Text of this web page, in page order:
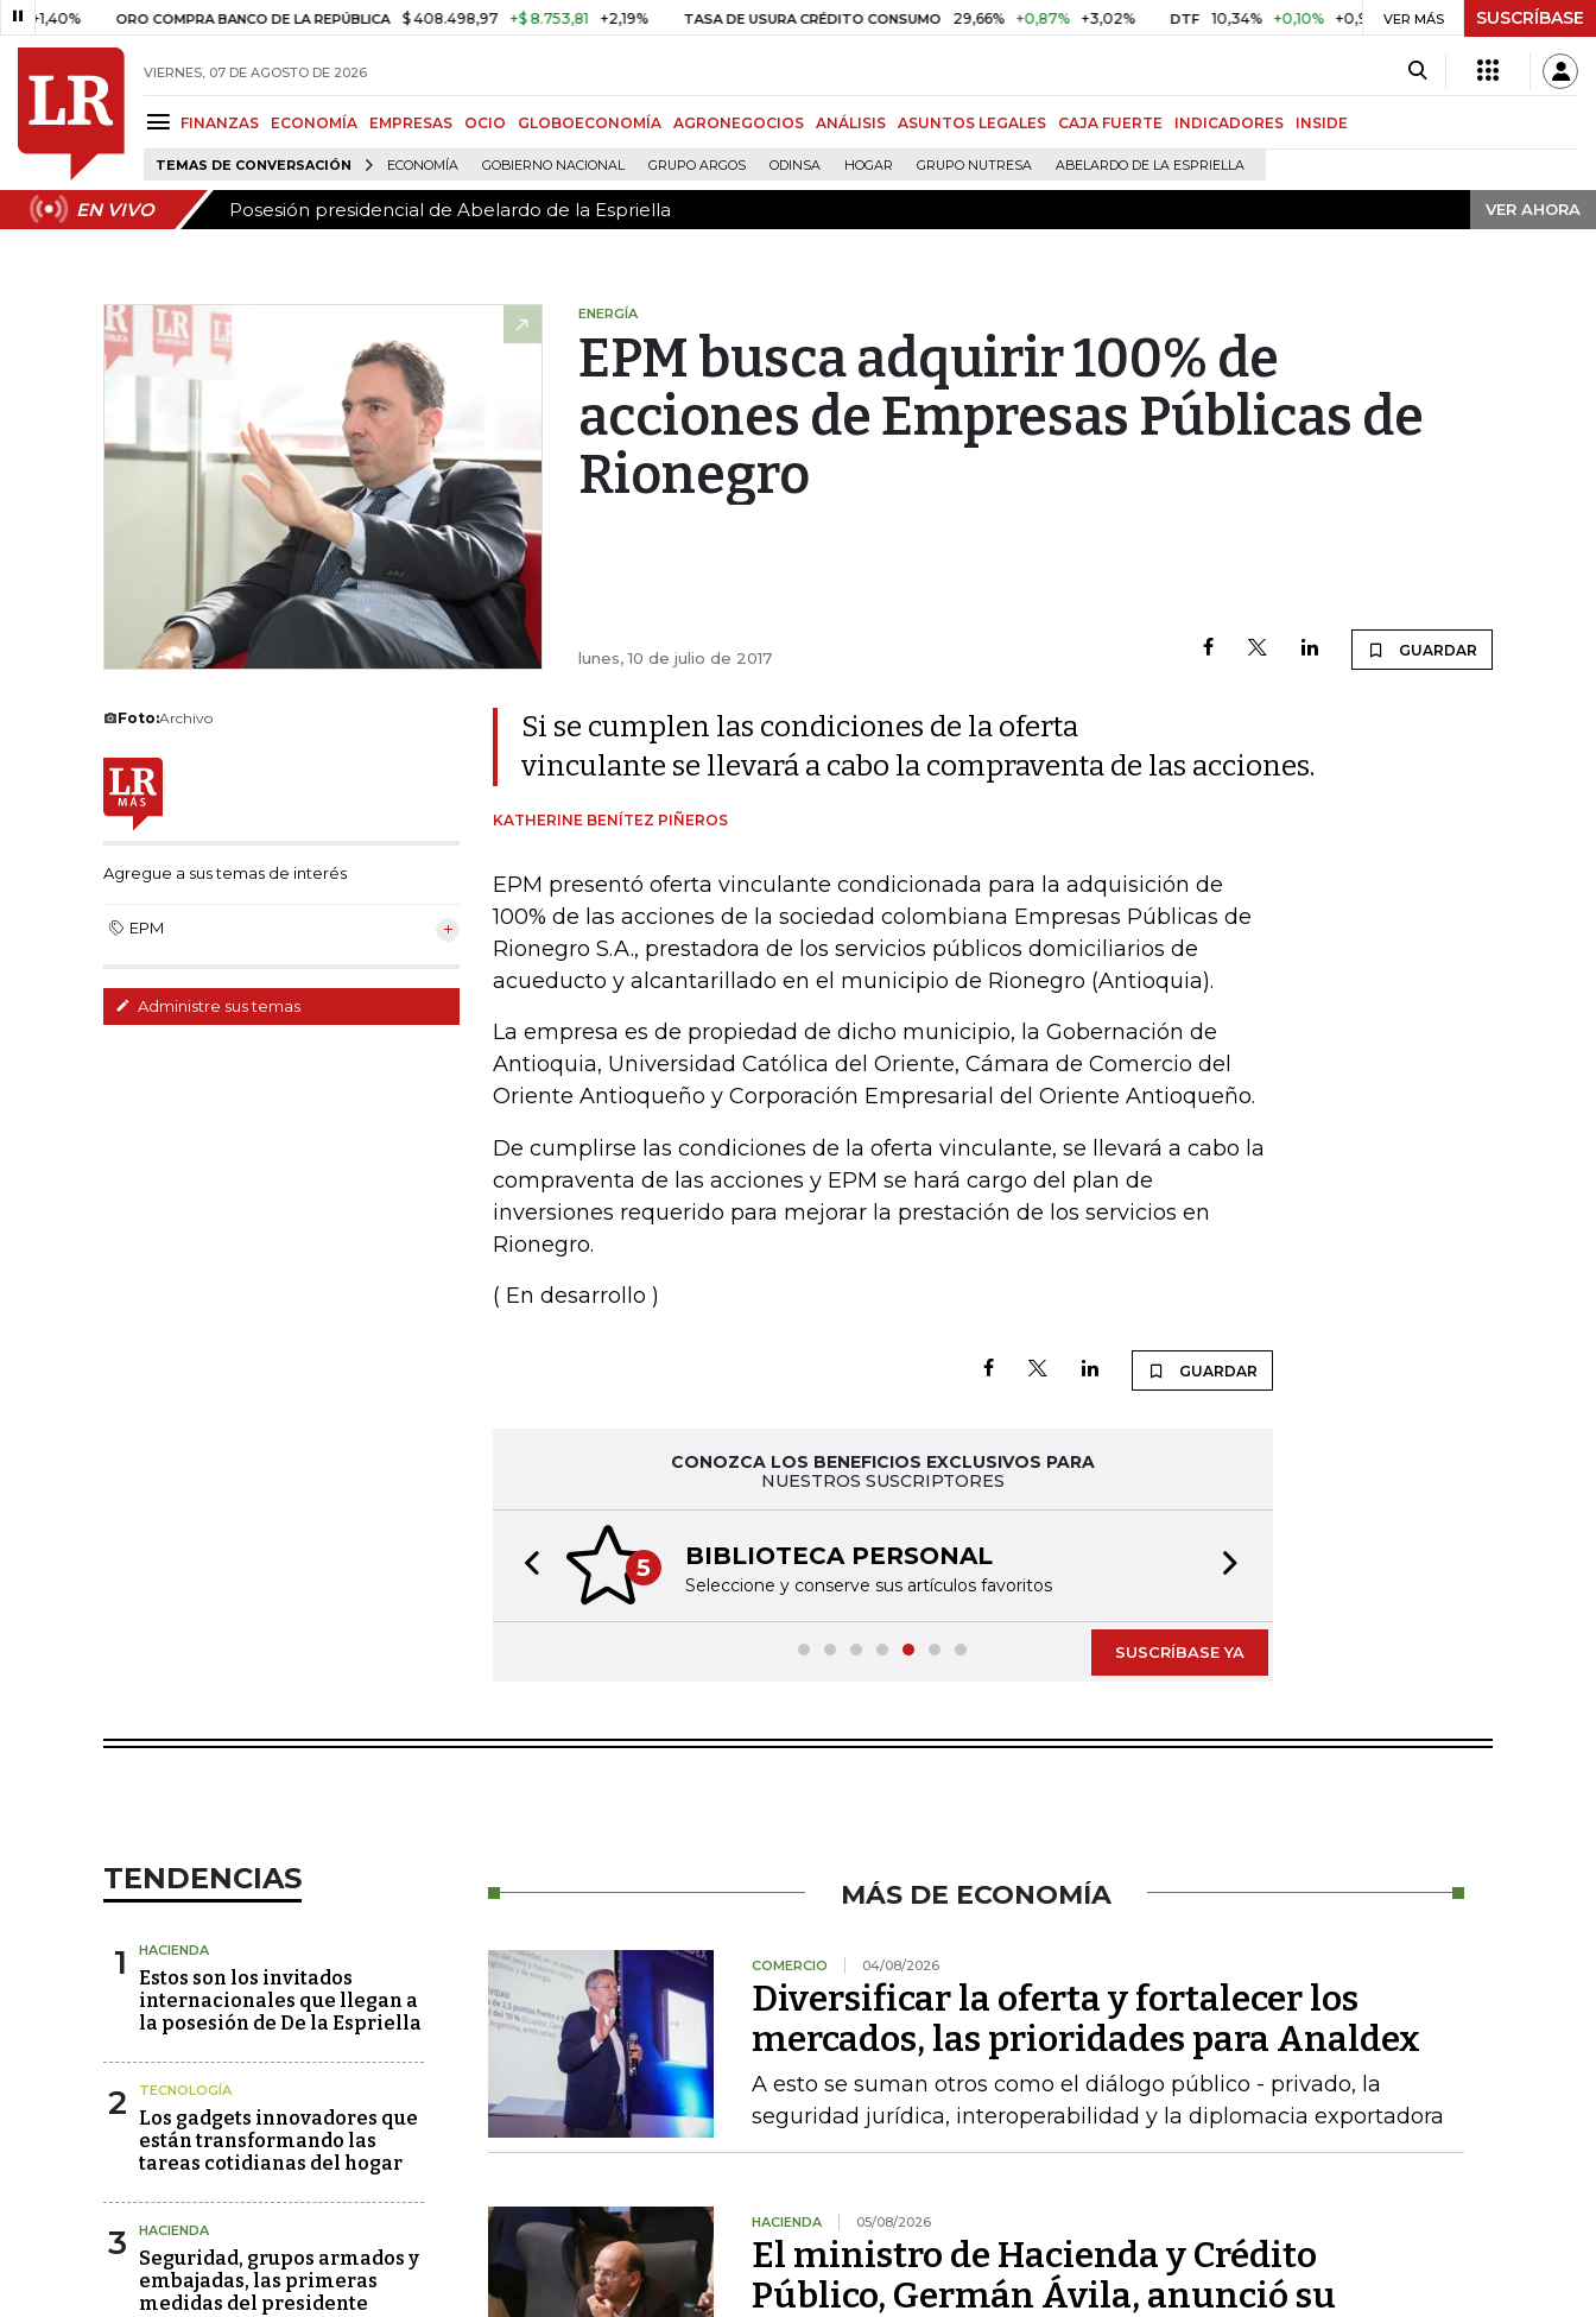
ORO COMPRA BANCO DE LA REPÚBLICA $ 408.498,97 +$ 8.753,81 +2,19% TASA DE USURA CRÉDITO CONSUMO 29,66% +0,87% +3,02% DTF 10,34% +0,10% +0,98% UVR $ 416,91 +$ 0,05 +0,01%
VER MÁS SUSCRÍBASE
VIERNES, 07 DE AGOSTO DE 2026
FINANZAS ECONOMÍA EMPRESAS OCIO GLOBOECONOMÍA AGRONEGOCIOS ANÁLISIS ASUNTOS LEGALES CAJA FUERTE INDICADORES INSIDE
TEMAS DE CONVERSACIÓN ECONOMÍA GOBIERNO NACIONAL GRUPO ARGOS ODINSA HOGAR GRUPO NUTRESA ABELARDO DE LA ESPRIELLA
EN VIVO Posesión presidencial de Abelardo de la Espriella VER AHORA
EN VIVO Posesión presidencial de Abelardo de la Espriella VER AHORA
ENERGÍA
EPM busca adquirir 100% de
acciones de Empresas Públicas de
Rionegro
lunes, 10 de julio de 2017 GUARDAR
Foto:Archivo
Agregue a sus temas de interés
EPM
Administre sus temas
Si se cumplen las condiciones de la oferta
vinculante se llevará a cabo la compraventa de las acciones.
KATHERINE BENÍTEZ PIÑEROS
EPM presentó oferta vinculante condicionada para la adquisición de
100% de las acciones de la sociedad colombiana Empresas Públicas de
Rionegro S.A., prestadora de los servicios públicos domiciliarios de
acueducto y alcantarillado en el municipio de Rionegro (Antioquia).
La empresa es de propiedad de dicho municipio, la Gobernación de
Antioquia, Universidad Católica del Oriente, Cámara de Comercio del
Oriente Antioqueño y Corporación Empresarial del Oriente Antioqueño.
De cumplirse las condiciones de la oferta vinculante, se llevará a cabo la
compraventa de las acciones y EPM se hará cargo del plan de
inversiones requerido para mejorar la prestación de los servicios en
Rionegro.
( En desarrollo )
GUARDAR
CONOZCA LOS BENEFICIOS EXCLUSIVOS PARA
NUESTROS SUSCRIPTORES
5 BIBLIOTECA PERSONAL
Seleccione y conserve sus artículos favoritos
Previous slide
SUSCRÍBASE YA
TENDENCIAS
1 HACIENDA
Estos son los invitados
internacionales que llegan a
la posesión de De la Espriella
2 TECNOLOGÍA
Los gadgets innovadores que
están transformando las
tareas cotidianas del hogar
3 HACIENDA
Seguridad, grupos armados y
embajadas, las primeras
medidas del presidente
MÁS DE ECONOMÍA
COMERCIO 04/08/2026
Diversificar la oferta y fortalecer los
mercados, las prioridades para Analdex
A esto se suman otros como el diálogo público - privado, la
seguridad jurídica, interoperabilidad y la diplomacia exportadora
HACIENDA 05/08/2026
El ministro de Hacienda y Crédito
Público, Germán Ávila, anunció su